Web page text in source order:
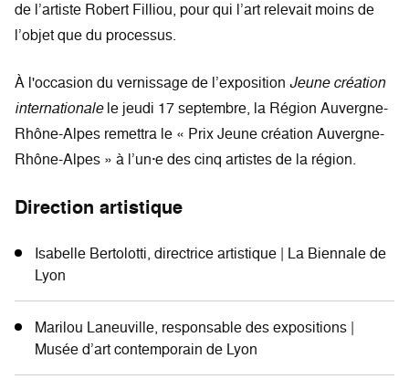
de l’artiste Robert Filliou, pour qui l’art relevait moins de
l’objet que du processus.
À l'occasion du vernissage de l’exposition Jeune création
internationalele jeudi 17 septembre, la Région Auvergne-
Rhône-Alpes remettra le « Prix Jeune création Auvergne-
Rhône-Alpes » à l’un·e des cinq artistes de la région.
Direction artistique
Isabelle Bertolotti, directrice artistique | La Biennale de
Lyon
Marilou Laneuville, responsable des expositions |
Musée d’art contemporain de Lyon